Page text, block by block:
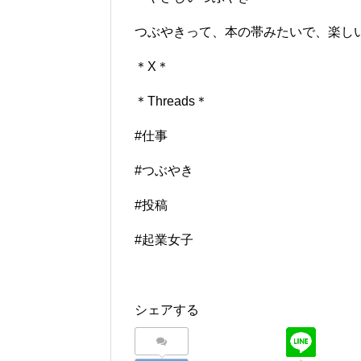
つぶやきって、本の帯みたいで、楽し
＊X＊
＊Threads＊
#仕事
#つぶやき
#投稿
#起業女子
シェアする